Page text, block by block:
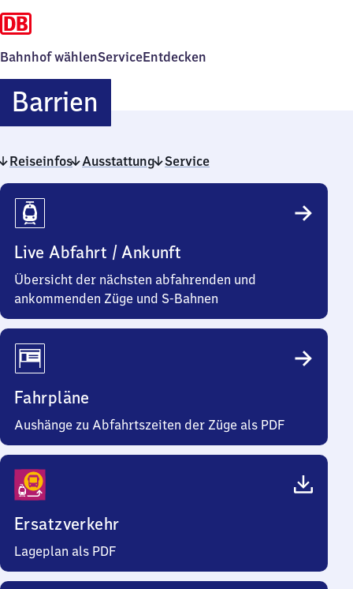
Bahnhof wählenServiceEntdecken
BarrienBarrien
Reiseinfos Ausstattung Service
Reiseinfos
Live Abfahrt / Ankunft
Übersicht der nächsten abfahrenden und
ankommenden Züge und S-Bahnen
Fahrpläne
Aushänge zu Abfahrtszeiten der Züge als PDF
Ersatzverkehr
Lageplan als PDF